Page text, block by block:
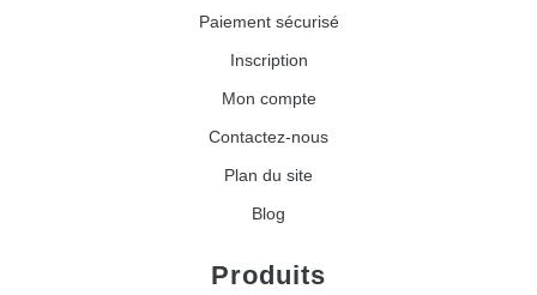
Paiement sécurisé
Inscription
Mon compte
Contactez-nous
Plan du site
Blog
Produits